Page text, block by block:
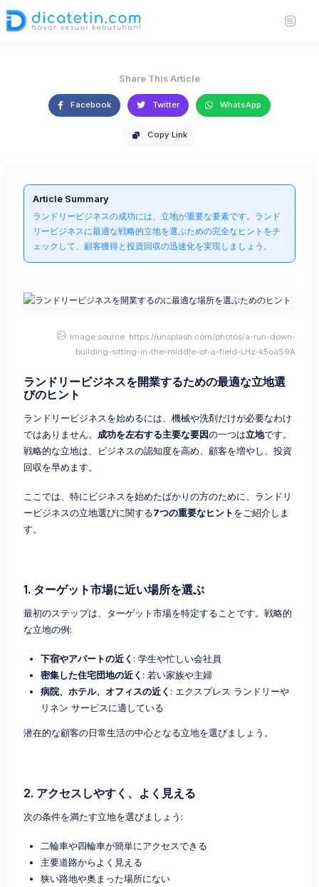
22 Jun 2025 5,698 views
https://unsplash.com/photos/a-run-down-building-sitting-in-the-middle-of-a-
field-LHz-k5oaS9A
Share This Article
Facebook Twitter WhatsApp
Copy Link
Article Summary
ランドリービジネスの成功には、立地が重要な要素です。ランド
リービジネスに最適な戦略的立地を選ぶための完全なヒントをチ
ェックして、顧客獲得と投資回収の迅速化を実現しましょう。
Image source: https://unsplash.com/photos/a-run-down-
building-sitting-in-the-middle-of-a-field-LHz-k5oaS9A
ランドリービジネスを開業するための最適な立地選
びのヒント
ランドリービジネスを始めるには、機械や洗剤だけが必要なわけ
ではありません。 成功を左右する主要な要因の一つは立地です。
戦略的な立地は、ビジネスの認知度を高め、顧客を増やし、投資
回収を早めます。
ここでは、特にビジネスを始めたばかりの方のために、ランドリ
ービジネスの立地選びに関する7つの重要なヒント をご紹介しま
す。
1. ターゲット市場に近い場所を選ぶ
最初のステップは、ターゲット市場を特定することです。戦略的
な立地の例:
下宿やアパートの近く : 学生や忙しい会社員
密集した住宅団地の近く : 若い家族や主婦
病院、ホテル、オフィスの近く : エクスプレス ランドリーや
リネン サービスに適している
潜在的な顧客の日常生活の中心となる立地を選びましょう。
2. アクセスしやすく、よく見える
次の条件を満たす立地を選びましょう:
二輪車や四輪車が簡単にアクセスできる
主要道路からよく見える
狭い路地や奥まった場所にない